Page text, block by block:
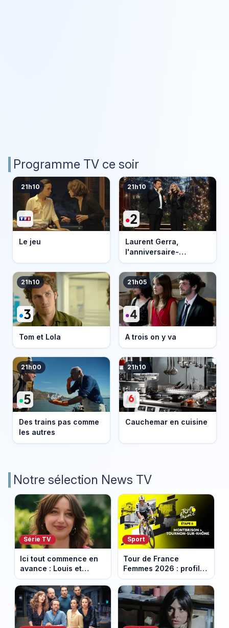
Programme TV ce soir
21h10
Le jeu
21h10
Laurent Gerra,
l'anniversaire-
événement
21h10
Tom et Lola
21h05
A trois on y va
21h00
Des trains pas comme
les autres
21h10
Cauchemar en cuisine
Notre sélection News TV
Série TV
Ici tout commence en
avance : Louis et
Jasmine enfin en
couple. Episode du 7
août 2026 (spoiler)
Sport
Tour de France
Femmes 2026 : profil
et horaires de la 6e
étape entre
Montbrison et
Tournon-sur-Rhône